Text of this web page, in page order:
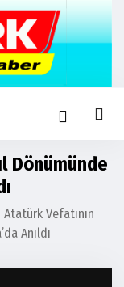
Dönümünde
Atatürk Vefatının
Anıldı